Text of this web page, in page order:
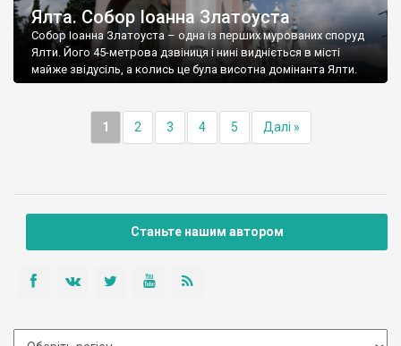
Ялта. Собор Іоанна Златоуста
Собор Іоанна Златоуста – одна із перших мурованих споруд
Ялти. Його 45-метрова дзвіниця і нині видніється в місті
майже звідусіль, а колись це була висотна домінанта Ялти.
1 2 3 4 5 Далі »
Станьте нашим автором